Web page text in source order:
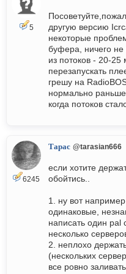
5
другую версию
некоторые
буфера, ничего
из потоков - 20-
перезапускать
грешу на
нормально
когда потоков
6245
Тарас @tarasian666
если хотите
обойтись..
1. ну вот
одинаковые,
написать один pal
несколько
2. неплохо
(нескольких
все ровно